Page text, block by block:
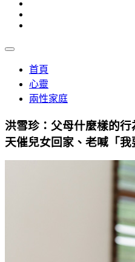
首頁
心靈
兩性家庭
洪雪珍：父母什麼樣的
天催兒女回家、老喊「